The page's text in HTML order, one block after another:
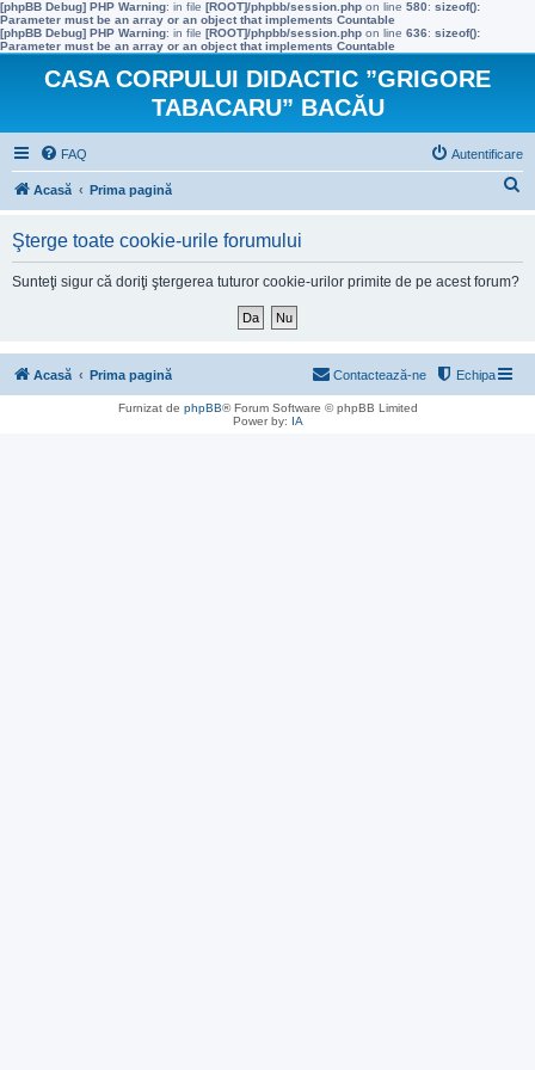
[phpBB Debug] PHP Warning: in file [ROOT]/phpbb/session.php on line 580: sizeof():
Parameter must be an array or an object that implements Countable
[phpBB Debug] PHP Warning: in file [ROOT]/phpbb/session.php on line 636: sizeof():
Parameter must be an array or an object that implements Countable
CASA CORPULUI DIDACTIC ”GRIGORE
TABACARU” BACĂU
FAQ Autentificare
Acasă Prima pagină
Şterge toate cookie-urile forumului
Sunteţi sigur că doriţi ştergerea tuturor cookie-urilor primite de pe acest forum?
Acasă Prima pagină Echipa
Contactează-ne
Furnizat de phpBB® Forum Software © phpBB Limited
Power by: IA